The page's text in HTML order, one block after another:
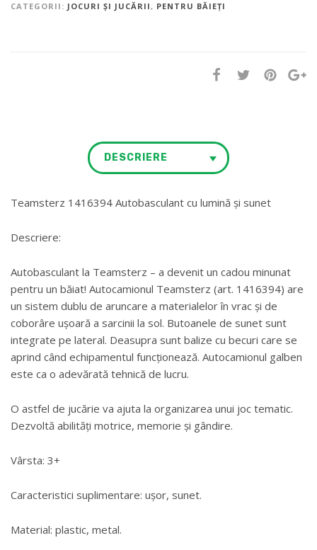
CATEGORII: JOCURI ȘI JUCĂRII , PENTRU BĂIEȚI
DESCRIERE
Teamsterz 1416394 Autobasculant cu lumină și sunet
Descriere:
Autobasculant la Teamsterz – a devenit un cadou minunat
pentru un băiat! Autocamionul Teamsterz (art. 1416394) are
un sistem dublu de aruncare a materialelor în vrac și de
coborâre ușoară a sarcinii la sol. Butoanele de sunet sunt
integrate pe lateral. Deasupra sunt balize cu becuri care se
aprind când echipamentul funcționează. Autocamionul galben
este ca o adevărată tehnică de lucru.
O astfel de jucărie va ajuta la organizarea unui joc tematic.
Dezvoltă abilități motrice, memorie și gândire.
Vârsta: 3+
Caracteristici suplimentare: ușor, sunet.
Material: plastic, metal.